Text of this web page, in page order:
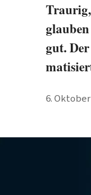
gut.
6.